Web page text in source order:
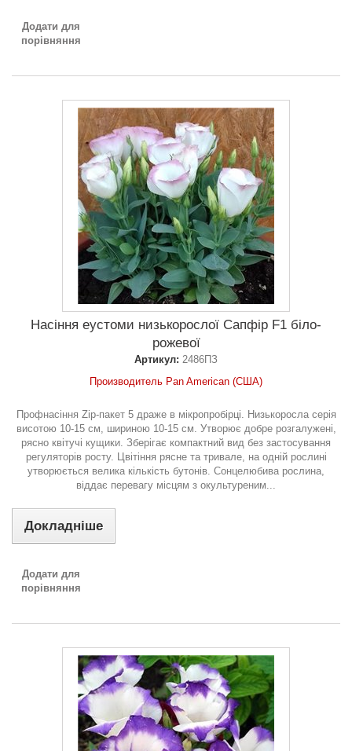
Додати для
порівняння
Насіння еустоми низькорослої Сапфір F1 біло-
рожевої
Артикул: 2486ПЗ
Производитель Pan American (США)
Профнасіння Zip-пакет 5 драже в мікропробірці. Низькоросла серія
висотою 10-15 см, шириною 10-15 см. Утворює добре розгалужені,
рясно квітучі кущики. Зберігає компактний вид без застосування
регуляторів росту. Цвітіння рясне та тривале, на одній рослині
утворюється велика кількість бутонів. Сонцелюбива рослина,
віддає перевагу місцям з окультуреним...
Докладніше
Додати для
порівняння